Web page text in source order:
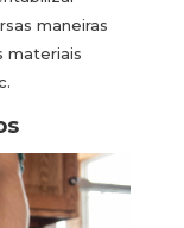
maneiras
materiais